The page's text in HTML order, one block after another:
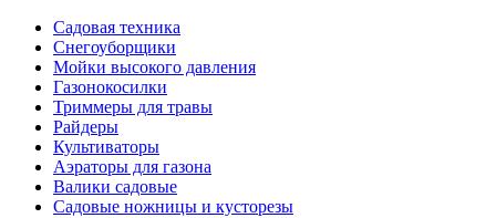
Садовая техника
Снегоуборщики
Мойки высокого давления
Газонокосилки
Триммеры для травы
Райдеры
Культиваторы
Аэраторы для газона
Валики садовые
Садовые ножницы и кусторезы